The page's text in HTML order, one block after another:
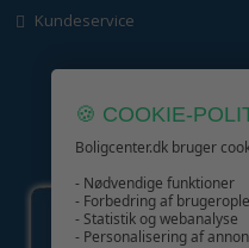
Kundeservice
GIV GLÆDE
🍪 COOKIE-
Boligcenter.dk bruger
- Nødvendige funktioner
- Forbedring af
- Statistik og webanalyse
- Personalisering af